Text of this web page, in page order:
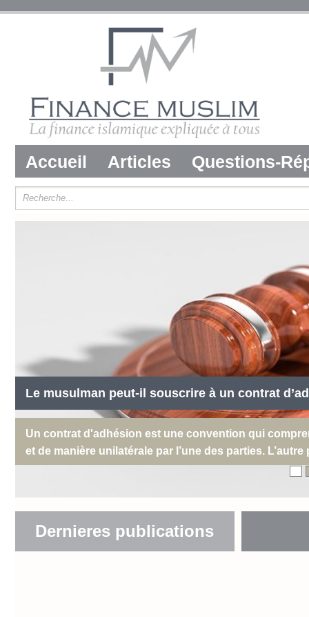
Accueil Articles Questions-
Le musulman peut-il souscrire à un contrat
Un contrat d'adhésion est une convention qui
et de manière unilatérale par l’une des parties.
Dernieres publications